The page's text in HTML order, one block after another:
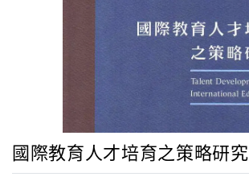
國際教育人才培育之策略研究